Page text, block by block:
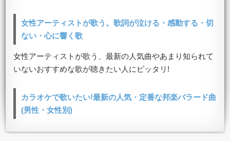
女性アーティストが歌う。歌詞が泣ける・感動する・切
ない・心に響く歌
女性アーティストが歌う、最新の人気曲やあまり知られて
いないおすすめな歌が聴きたい人にピッタリ!
カラオケで歌いたい!最新の人気・定番な邦楽バラード曲
(男性・女性別)